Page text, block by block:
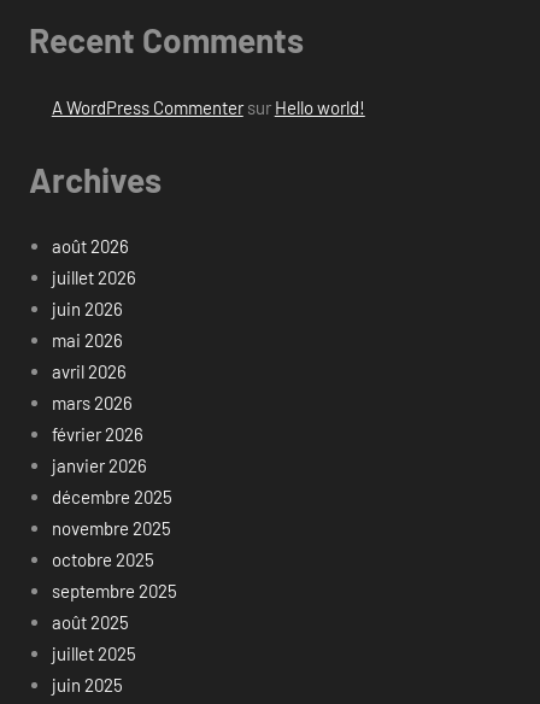
Recent Comments
A WordPress Commentersur Hello world!
Archives
août 2026
juillet 2026
juin 2026
mai 2026
avril 2026
mars 2026
février 2026
janvier 2026
décembre 2025
novembre 2025
octobre 2025
septembre 2025
août 2025
juillet 2025
juin 2025